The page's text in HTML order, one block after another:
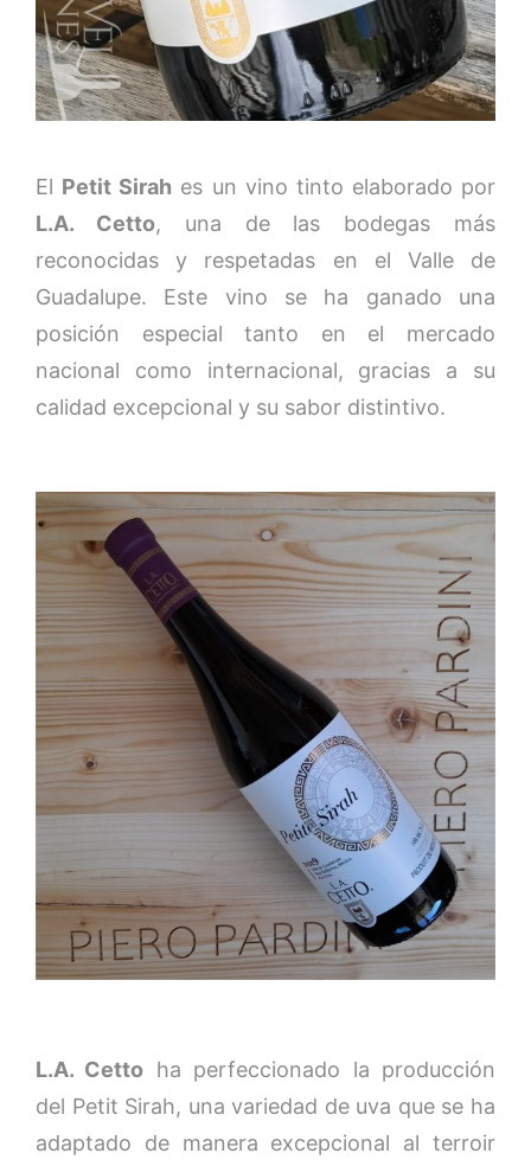
El Petit Sirah es un vino tinto elaborado por
L.A. Cetto, una de las bodegas más
reconocidas y respetadas en el Valle de
Guadalupe. Este vino se ha ganado una
posición especial tanto en el mercado
nacional como internacional, gracias a su
calidad excepcional y su sabor distintivo.
L.A. Cetto ha perfeccionado la producción
del Petit Sirah, una variedad de uva que se ha
adaptado de manera excepcional al terroir